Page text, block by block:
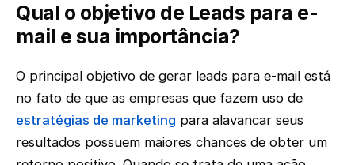
Qual o objetivo de Leads para e-
mail e sua importância?
O principal objetivo de gerar leads para e-mail está
no fato de que as empresas que fazem uso de
estratégias de marketing para alavancar seus
resultados possuem maiores chances de obter um